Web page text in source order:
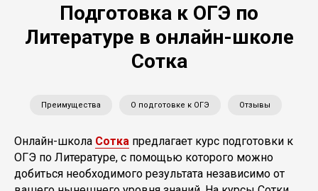
Подготовка к ОГЭ по
Литературе в онлайн-школе
Сотка
Преимущества О подготовке к ОГЭ Отзывы
Онлайн-школа Сотка предлагает курс подготовки к
ОГЭ по Литературе, с помощью которого можно
добиться необходимого результата независимо от